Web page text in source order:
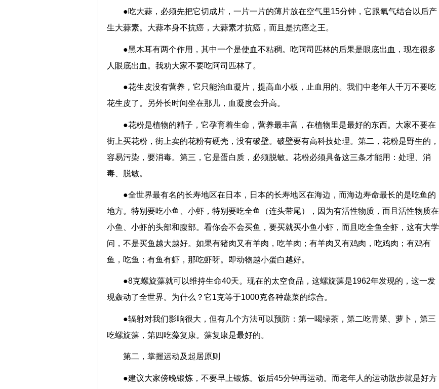
●吃大蒜，必须先把它切成片，一片一片的薄片放在空气里15分钟，它跟氧气结合以后产
生大蒜素。大蒜本身不抗癌，大蒜素才抗癌，而且是抗癌之王。
●黑木耳有两个作用，其中一个是使血不粘稠。吃阿司匹林的后果是眼底出血，现在很多
人眼底出血。我劝大家不要吃阿司匹林了。
●花生皮没有营养，它只能治血凝片，提高血小板，止血用的。我们中老年人千万不要吃
花生皮了。另外长时间坐在那儿，血凝度会升高。
●花粉是植物的精子，它孕育着生命，营养最丰富，在植物里是最好的东西。大家不要在
街上买花粉，街上卖的花粉有硬壳，没有破壁。破壁要有高科技处理。第二，花粉是野生的，
容易污染，要消毒。第三，它是蛋白质，必须脱敏。花粉必须具备这三条才能用：处理、消
毒、脱敏。
●全世界最有名的长寿地区在日本，日本的长寿地区在海边，而海边寿命最长的是吃鱼的
地方。特别要吃小鱼、小虾，特别要吃全鱼（连头带尾），因为有活性物质，而且活性物质在
小鱼、小虾的头部和腹部。看你会不会买鱼，要买就买小鱼小虾，而且吃全鱼全虾，这有大学
问，不是买鱼越大越好。如果有猪肉又有羊肉，吃羊肉；有羊肉又有鸡肉，吃鸡肉；有鸡有
鱼，吃鱼；有鱼有虾，那吃虾呀。即动物越小蛋白越好。
●8克螺旋藻就可以维持生命40天。现在的太空食品，这螺旋藻是1962年发现的，这一发
现轰动了全世界。为什么？它1克等于1000克各种蔬菜的综合。
●辐射对我们影响很大，但有几个方法可以预防：第一喝绿茶，第二吃青菜、萝卜，第三
吃螺旋藻，第四吃藻复康。藻复康是最好的。
第二，掌握运动及起居原则
●建议大家傍晚锻炼，不要早上锻炼。饭后45分钟再运动。而老年人的运动散步就是好方